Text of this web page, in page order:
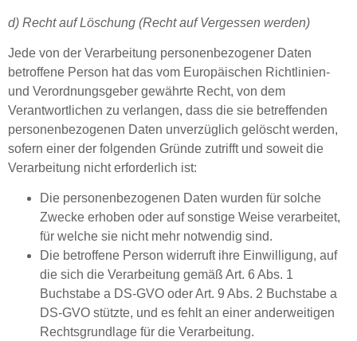
d) Recht auf Löschung (Recht auf Vergessen werden)
Jede von der Verarbeitung personenbezogener Daten
betroffene Person hat das vom Europäischen Richtlinien-
und Verordnungsgeber gewährte Recht, von dem
Verantwortlichen zu verlangen, dass die sie betreffenden
personenbezogenen Daten unverzüglich gelöscht werden,
sofern einer der folgenden Gründe zutrifft und soweit die
Verarbeitung nicht erforderlich ist:
Die personenbezogenen Daten wurden für solche
Zwecke erhoben oder auf sonstige Weise verarbeitet,
für welche sie nicht mehr notwendig sind.
Die betroffene Person widerruft ihre Einwilligung, auf
die sich die Verarbeitung gemäß Art. 6 Abs. 1
Buchstabe a DS-GVO oder Art. 9 Abs. 2 Buchstabe a
DS-GVO stützte, und es fehlt an einer anderweitigen
Rechtsgrundlage für die Verarbeitung.